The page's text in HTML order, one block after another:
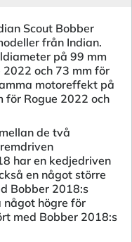
Scout Bobber
från Indian.
på 99 mm
och 73 mm för
motoreffekt på
för Rogue 2022 och
de två
har en kedjedriven
en något större
Bobber 2018:s
något högre för
med Bobber 2018:s